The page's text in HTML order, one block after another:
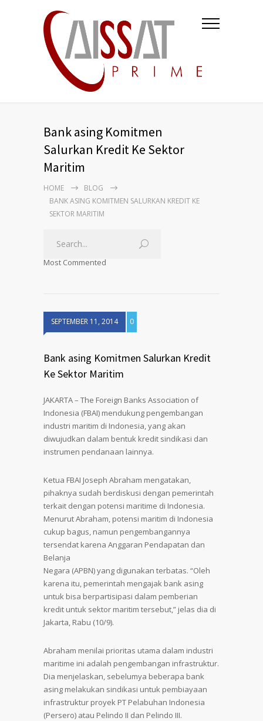
Bank asing Komitmen
Salurkan Kredit Ke Sektor
Maritim
HOME
BLOG
BANK ASING KOMITMEN SALURKAN KREDIT KE
SEKTOR MARITIM
Most Commented
SEPTEMBER 11, 2014 0
Bank asing Komitmen Salurkan Kredit
Ke Sektor Maritim
JAKARTA – The Foreign Banks Association of
Indonesia (FBAI) mendukung pengembangan
industri maritim di Indonesia, yang akan
diwujudkan dalam bentuk kredit sindikasi dan
instrumen pendanaan lainnya.
Ketua FBAI Joseph Abraham mengatakan,
pihaknya sudah berdiskusi dengan pemerintah
terkait dengan potensi maritime di Indonesia.
Menurut Abraham, potensi maritim di Indonesia
cukup bagus, namun pengembangannya
tersendat karena Anggaran Pendapatan dan
Belanja
Negara (APBN) yang digunakan terbatas. “Oleh
karena itu, pemerintah mengajak bank asing
untuk bisa berpartisipasi dalam pemberian
kredit untuk sektor maritim tersebut,” jelas dia di
Jakarta, Rabu (10/9).
Abraham menilai prioritas utama dalam industri
maritime ini adalah pengembangan infrastruktur.
Dia menjelaskan, sebelumya beberapa bank
asing melakukan sindikasi untuk pembiayaan
infrastruktur proyek PT Pelabuhan Indonesia
(Persero) atau Pelindo II dan Pelindo III.